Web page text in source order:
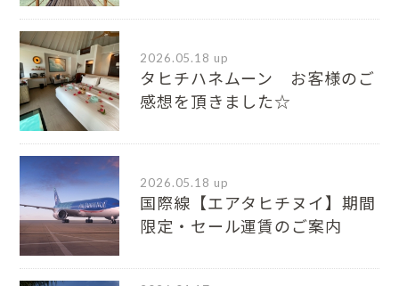
2026.05.18 up
タヒチハネムーン お客様のご
感想を頂きました☆
2026.05.18 up
国際線【エアタヒチヌイ】期間
限定・セール運賃のご案内